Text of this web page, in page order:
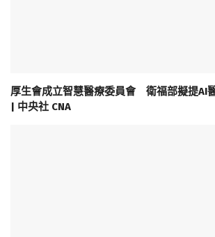
厚生會成立智慧醫療委員會 衛福部擬提AI
| 中央社 CNA